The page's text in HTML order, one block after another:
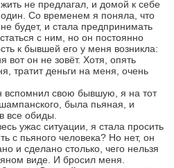
не предлагал, и домой к себе
один. Со временем я поняла, что
будет, и стала предпринимать
с ним, но он постоянно
к бывшей его у меня возникла:
он не зовёт. Хотя, опять
тратит деньги на меня, очень
вспомнил свою бывшую, я на тот
была пьяная, и
все обиды.
ужас ситуации, я стала просить
с пьяного человека? Но нет, он
и сделано столько, чего нельзя
виде. И бросил меня.